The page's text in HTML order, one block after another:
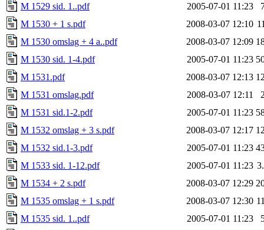
M 1529 sid. 1..pdf
2005-07-01 11:23
M 1530 + 1 s.pdf
2008-03-07 12:10
M 1530 omslag + 4 a..pdf
2008-03-07 12:09
M 1530 sid. 1-4.pdf
2005-07-01 11:23
M 1531.pdf
2008-03-07 12:13
M 1531 omslag.pdf
2008-03-07 12:11
M 1531 sid.1-2.pdf
2005-07-01 11:23
M 1532 omslag + 3 s.pdf
2008-03-07 12:17
M 1532 sid.1-3.pdf
2005-07-01 11:23
M 1533 sid. 1-12.pdf
2005-07-01 11:23
M 1534 + 2 s.pdf
2008-03-07 12:29
M 1535 omslag + 1 s.pdf
2008-03-07 12:30
M 1535 sid. 1..pdf
2005-07-01 11:23